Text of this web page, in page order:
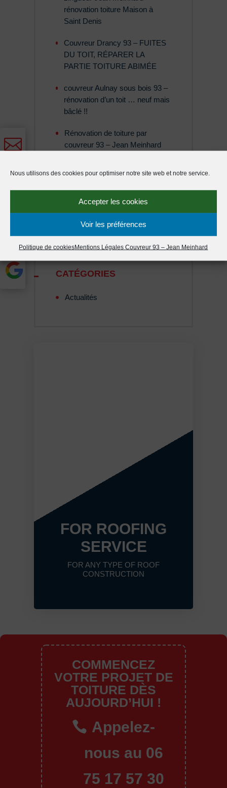
Nous utilisons des cookies pour optimiser notre site web et notre service.
Accepter les cookies
Voir les préférences
Politique de cookiesMentions Légales Couvreur 93 – Jean Meinhard
rénovation toiture Maison à
Saint Denis
Couvreur Drancy 93 – FUITES
DU TOIT, RÉPARER LA
PARTIE TOITURE ABIMÉE
couvreur Aulnay sous bois 93 –
rénovation d’un toit … neuf mais
bâclé !!
Rénovation de toiture par
couvreur 93 – Jean Meinhard
ARCHIVES
Archives
CATÉGORIES
Actualités
FOR ROOFING
SERVICE
FOR ANY TYPE OF ROOF
CONSTRUCTION
COMMENCEZ
VOTRE PROJET DE
TOITURE DÈS
AUJOURD’HUI !
Appelez-
nous au 06
75 17 57 30

